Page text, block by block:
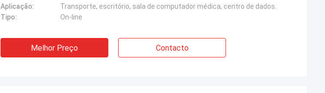
Aplicação:
Transporte, escritório, sala de computador médica, centro de dados.
Tipo:
On-line
Melhor Preço Contacto